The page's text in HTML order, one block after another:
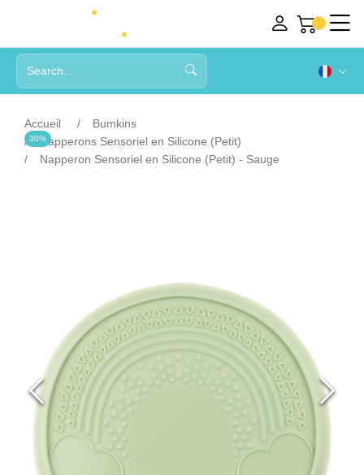
Accueil
Bumkins
Napperons Sensoriel en Silicone (Petit)
Napperon Sensoriel en Silicone (Petit) - Sauge
30%